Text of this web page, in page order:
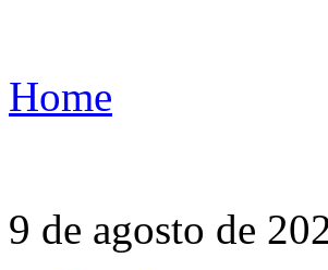
Home
9 de agosto de